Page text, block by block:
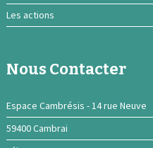
Les actions
Nous Contacter
Espace Cambrésis - 14 rue Neuve
59400 Cambrai